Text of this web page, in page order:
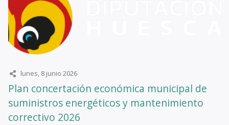
lunes, 8 junio 2026
Plan concertación económica municipal de
suministros energéticos y mantenimiento
correctivo 2026